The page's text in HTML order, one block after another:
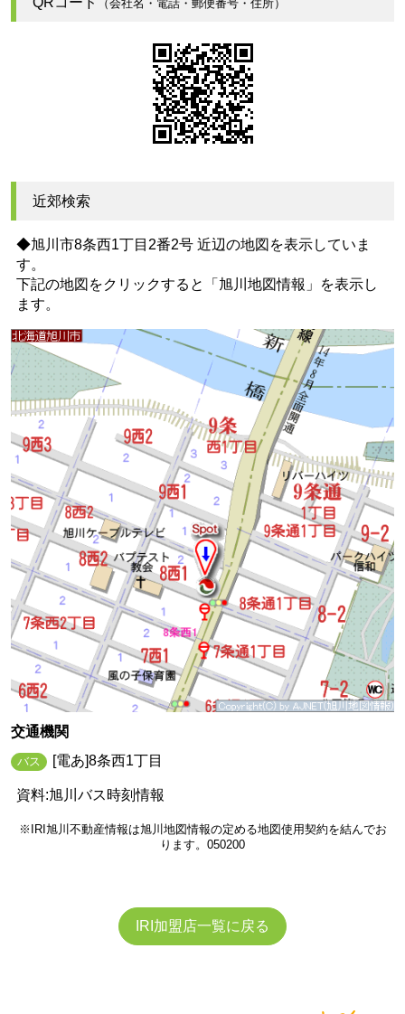
（会社名・電話・郵便番号・住所）
近郊検索
◆旭川市8条西1丁目2番2号 近辺の地図を表示していま
す。
下記の地図をクリックすると
「旭川地図情報」
を表示し
ます。
交通機関
バス [電あ]8条西1丁目
資料:旭川バス時刻情報
※IRI旭川不動産情報は旭川地図情報の定める地図使用契約を結んでお
ります。050200
IRI加盟店一覧に戻る